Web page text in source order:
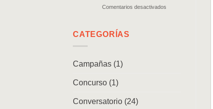
Comentarios desactivados
CATEGORÍAS
Campañas (1)
Concurso (1)
Conversatorio (24)